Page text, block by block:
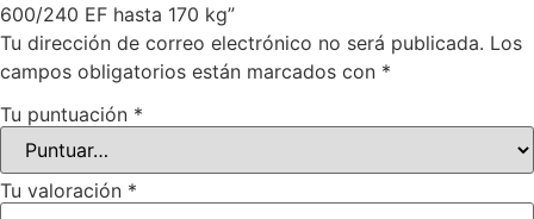
600/240 EF hasta 170 kg”
Tu dirección de correo electrónico no será publicada. Los
campos obligatorios están marcados con *
Tu puntuación *
Tu valoración *